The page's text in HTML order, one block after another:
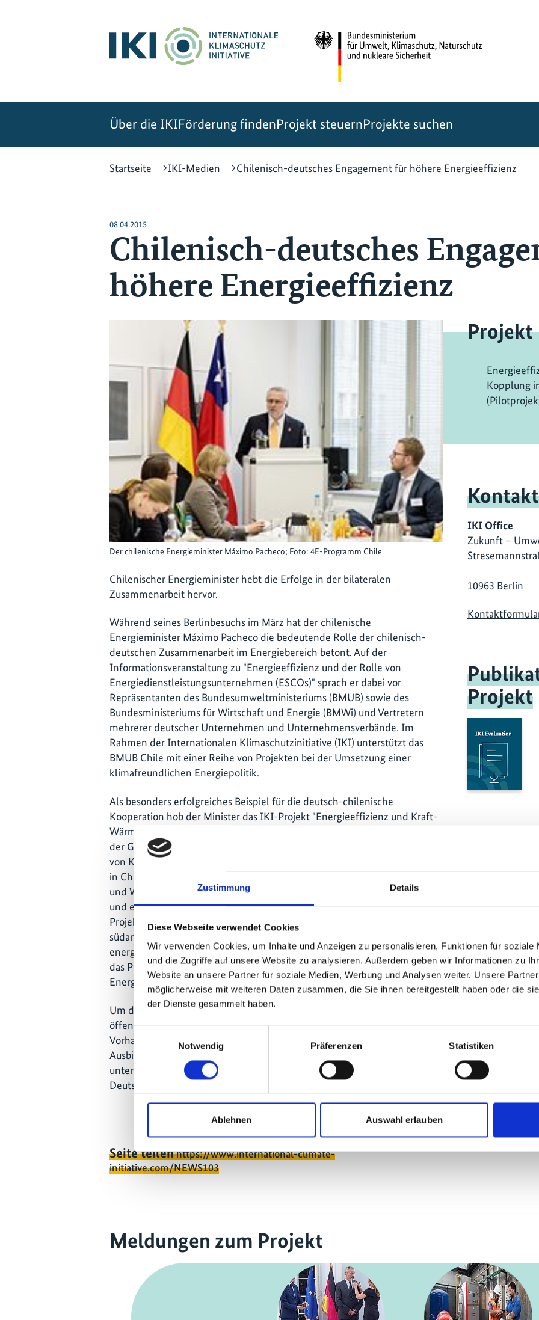
Zustimmung Details
Diese Webseite verwendet Cookies
Wir verwenden Cookies, um Inhalte und Anzeigen zu personalisieren, Funktionen für soziale
und die Zugriffe auf unsere Website zu analysieren. Außerdem geben wir Informationen zu
Website an unsere Partner für soziale Medien, Werbung und Analysen weiter. Unsere
möglicherweise mit weiteren Daten zusammen, die Sie ihnen bereitgestellt haben oder die
der Dienste gesammelt haben.
Notwendig
Präferenzen Statistiken
Ablehnen Auswahl erlauben
Über die IKIFörderung findenProjekt steuernProjekte suchen
Startseite
IKI-Medien Chilenisch-deutsches Engagement für höhere Energieeffizienz
08.04.2015
Chilenisch-deutsches
höhere Energieeffizienz
Der chilenische Energieminister Máximo Pacheco; Foto: 4E-Programm Chile
Chilenischer Energieminister hebt die Erfolge in der bilateralen
Zusammenarbeit hervor.
Während seines Berlinbesuchs im März hat der chilenische
Energieminister Máximo Pacheco die bedeutende Rolle der chilenisch-
deutschen Zusammenarbeit im Energiebereich betont. Auf der
Informationsveranstaltung zu "Energieeffizienz und der Rolle von
Energiedienstleistungsunternehmen (ESCOs)" sprach er dabei vor
Repräsentanten des Bundesumweltministeriums (BMUB) sowie des
Bundesministeriums für Wirtschaft und Energie (BMWi) und Vertretern
mehrerer deutscher Unternehmen und Unternehmensverbände. Im
Rahmen der Internationalen Klimaschutzinitiative (IKI) unterstützt das
BMUB Chile mit einer Reihe von Projekten bei der Umsetzung einer
klimafreundlichen Energiepolitik.
Als besonders erfolgreiches Beispiel für die deutsch-chilenische
Kooperation hob der Minister das IKI-Projekt "Energieeffizienz und Kraft-
Wärme-Kopplung (KWK) in öffentlichen Krankenhäusern" hervor, das von
der GIZ durchgeführt wird. Dieses Pilotprojekt ermöglichte die Installation
von Kraft-Wärme-Kopplungsanlagen in drei öffentlichen Krankenhäusern
in Chile. Die installierten Anlagen können gleichzeitig elektrischen Strom
und Wärme produzieren, die Betriebskosten der Krankenhäuser senken
und einen deutlichen Beitrag zur Treibhausgasreduktion leisten. Die
Projekterfolge sollen anderen öffentlichen Einrichtungen in dem
südamerikanischen Land als Blaupause zur Einführung der
energiesparenden und klimafreundlichen Technologie dienen. Zudem ist
das Projekt ein innovatives Beispiel für zukünftiges kommerzielles
Energiespar-Contractingdurch ESCOs.
Um die Verbreitung von KWK-Anlagen in Industrie, Gewerbe und
öffentlichen Liegenschaften in Chile voranzubringen, soll ein neues
Vorhaben spezielles Fachwissen, verbesserte Regulierungsrahmen,
Ausbildung von Fachleuten, sowie Sensibilisierung von Investoren
unterstützen. Damit wird die erfolgreiche Kooperation zwischen Chile und
Deutschland im Energiesektor fortgeführt.
Seite teilenhttps://www.international-climate-
initiative.com/NEWS103
Projekt
Kopplung
Kontakt
IKI Office
Zukunft –
10963 Berlin
Projekt
Meldungen zum Projekt